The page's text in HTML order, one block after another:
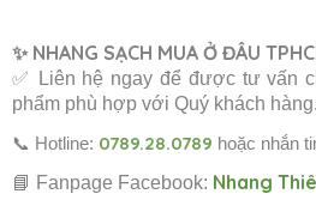
✨ NHANG SẠCH MUA Ở ĐÂU
✅ Liên hệ ngay để được tư vấn
phẩm phù hợp với Quý khách hàng.
📞 Hotline: 0789.28.0789 hoặc nhắn
📘 Fanpage Facebook: Nhang